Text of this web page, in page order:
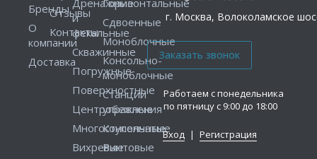
г. Москва, Волоколамское
Работаем с понедельника
по пятницу с 9:00 до 18:00
Вход | Регистрация
Бренды
О
компании
Доставка
Отзывы
Контакты
и
фекальные
Скважинные
Погружные
Поверхностные
Центробежные
Многоступенчатые
Вихревые
Сдвоенные
Моноблочные
Консольно-
моноблочные
Станции
управления
Консольные
Винтовые